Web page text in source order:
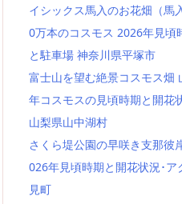
イシックス馬入のお花畑（馬
0万本のコスモス 2026年見頃
と駐車場 神奈川県平塚市
富士山を望む絶景コスモス畑
年コスモスの見頃時期と開花
山梨県山中湖村
さくら堤公園の早咲き支那彼
026年見頃時期と開花状況･
見町